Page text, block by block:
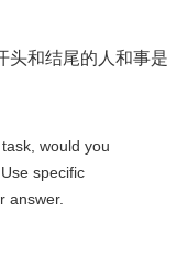
头和结尾的人和事是
would you
specific
answer.